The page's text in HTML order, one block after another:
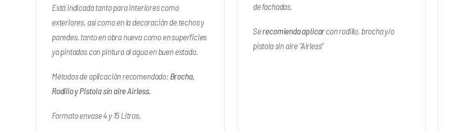
Está indicada tanto para interiores como
exteriores, así como en la decoración de techos y
paredes, tanto en obra nueva como en superficies
ya pintadas con pintura al agua en buen estado.
Métodos de aplicación recomendado: Brocha,
Rodillo y Pistola sin aire Airless.
Formato envase 4 y 15 Litros.
de fachadas.
Serecomienda aplicarcon rodillo, brocha y/o
pistola sin aire “Airless”